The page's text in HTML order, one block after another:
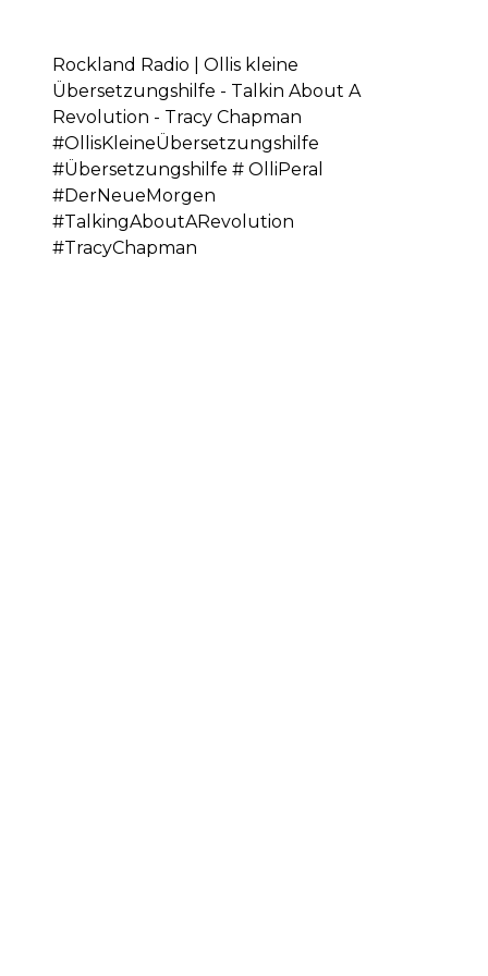
Rockland Radio | Ollis kleine
Übersetzungshilfe - Talkin About A
Revolution - Tracy Chapman
#OllisKleineÜbersetzungshilfe
#Übersetzungshilfe # OlliPeral
#DerNeueMorgen
#TalkingAboutARevolution
#TracyChapman